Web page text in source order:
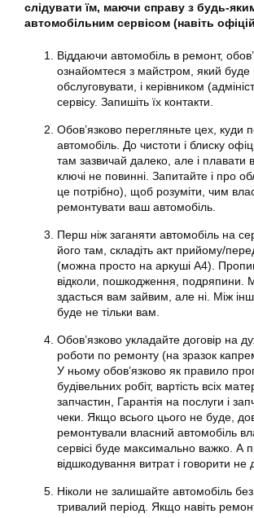
слідувати їм, маючи справу з будь-
автомобільним сервісом (навіть
Віддаючи автомобіль в ремонт,
ознайомтеся з майстром, який буде
обслуговувати, і керівником
сервісу. Запишіть їх контакти.
Обов’язково перегляньте цех, куди
автомобіль. До чистоти і блиску
там зазвичай далеко, але і плавати в
ключі не повинні. Запитайте і про
це потрібно), щоб розуміти, чим
ремонтувати ваш автомобіль.
Перш ніж заганяти автомобіль на
його там, складіть акт прийому/
(можна просто на аркуші А4).
відколи, пошкодження, подряпини.
здасться вам зайвим, але ні. Між
буде не тільки вам.
Обов’язково укладайте договір на
роботи по ремонту (на зразок
У ньому обов’язково як правило
будівельних робіт, вартість всіх
запчастин, Гарантія на послуги і
чеки. Якщо всього цього не буде,
ремонтували власний автомобіль
сервісі буде максимально важко. А
відшкодування витрат і говорити не
Ніколи не залишайте автомобіль
тривалий період. Якщо навіть